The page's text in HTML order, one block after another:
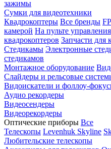
зажимы
Сумки для видеотехники
Квадрокоптеры Все бренды
камерой На пульте управления
квадрокоптеров Запчасти для
Стедикамы Электронные
стедикамов
Монтажное оборудование
Слайдеры и рельсовые
Видоискатели и фоллоу-
Аудио рекордеры
Видеосендеры
Видеорекордеры
Оптические приборы Все
Телескопы Levenhuk Skyline
Любительские телескопы